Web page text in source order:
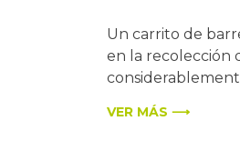
Un carrito de
en la recolección
VER MÁS ⟶